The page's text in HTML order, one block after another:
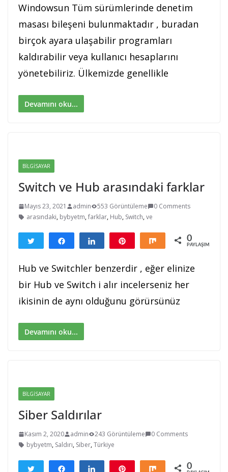
Windowsun Tüm sürümlerinde denetim
masası bileşeni bulunmaktadır , buradan
birçok ayara ulaşabilir programları
kaldırabilir veya kullanıcı hesaplarını
yönetebiliriz. Ülkemizde genellikle
Devamını oku...
BILGISAYAR
Switch ve Hub arasındaki farklar
Mayıs 23, 2021 admin 553 Görüntüleme
0 Comments
arasındaki, bybyetm,farklar, Hub, Switch,ve
Tweetle Paylaş Paylaş Paylaş 0
PAYLAŞIMLAR
Hub ve Switchler benzerdir , eğer elinize
bir Hub ve Switch i alır incelerseniz her
ikisinin de aynı olduğunu görürsünüz
Devamını oku...
BILGISAYAR
Siber Saldırılar
Kasım 2, 2020 admin 243 Görüntüleme
0 Comments
bybyetm, Saldırı, Siber,Türkiye
Tweetle Paylaş Paylaş Paylaş 0